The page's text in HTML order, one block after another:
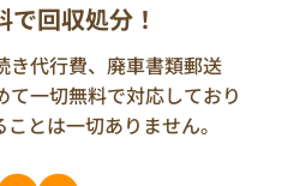
で回収処分！
き代行費、廃車書類郵送
て一切無料で対応しており
とは一切ありません。